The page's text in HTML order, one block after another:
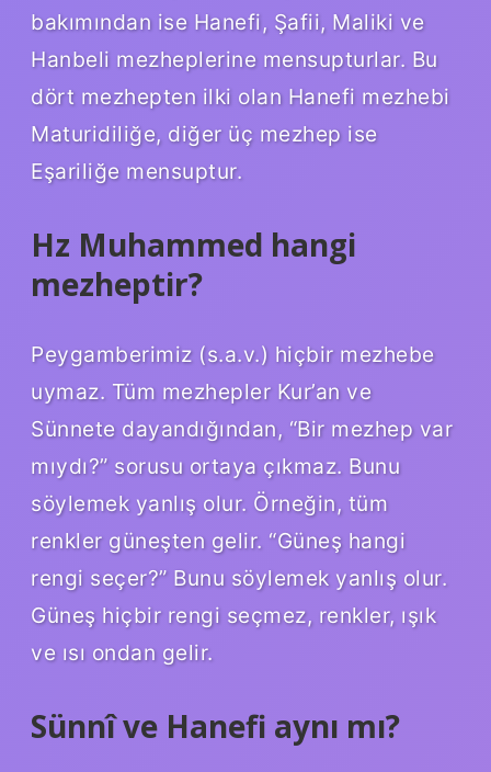
bakımından ise Hanefi, Şafii, Maliki ve
Hanbeli mezheplerine mensupturlar. Bu
dört mezhepten ilki olan Hanefi mezhebi
Maturidiliğe, diğer üç mezhep ise
Eşariliğe mensuptur.
Hz Muhammed hangi
mezheptir?
Peygamberimiz (s.a.v.) hiçbir mezhebe
uymaz. Tüm mezhepler Kur’an ve
Sünnete dayandığından, “Bir mezhep var
mıydı?” sorusu ortaya çıkmaz. Bunu
söylemek yanlış olur. Örneğin, tüm
renkler güneşten gelir. “Güneş hangi
rengi seçer?” Bunu söylemek yanlış olur.
Güneş hiçbir rengi seçmez, renkler, ışık
ve ısı ondan gelir.
Sünnî ve Hanefi aynı mı?